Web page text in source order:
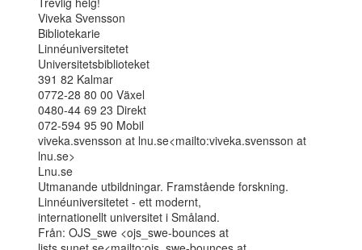
Viveka Svensson
Bibliotekarie
Linnéuniversitetet
Universitetsbiblioteket
391 82 Kalmar
0772-28 80 00 Växel
0480-44 69 23 Direkt
072-594 95 90 Mobil
viveka.svensson at lnu.se<mailto:viveka.svensson at
lnu.se>
Lnu.se
Utmanande utbildningar. Framstående forskning.
Linnéuniversitetet - ett modernt,
internationellt universitet i Småland.
Från: OJS_swe <ojs_swe-bounces at